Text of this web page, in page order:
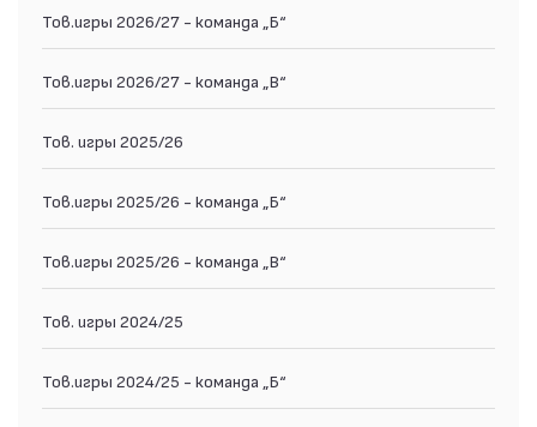
Тов.игры 2026/27 - команда „Б“
Тов.игры 2026/27 - команда „В“
Тов. игры 2025/26
Тов.игры 2025/26 - команда „Б“
Тов.игры 2025/26 - команда „В“
Тов. игры 2024/25
Тов.игры 2024/25 - команда „Б“